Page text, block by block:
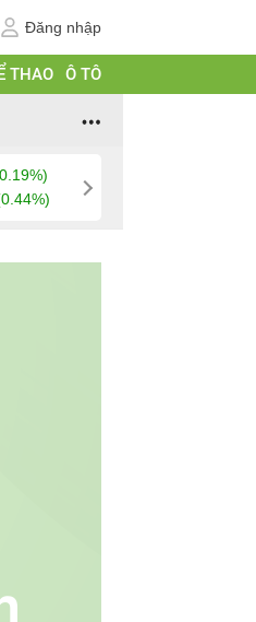
Đăng nhập
THAO Ô TÔ